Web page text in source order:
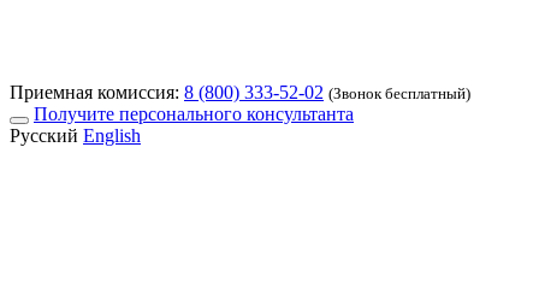
Приемная комиссия: 8 (800) 333-52-02 (Звонок бесплатный)
Получите персонального консультанта
Русский English